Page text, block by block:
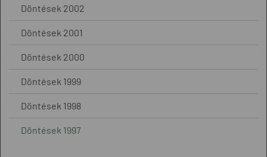
Döntések 2002
Döntések 2001
Döntések 2000
Döntések 1999
Döntések 1998
Döntések 1997